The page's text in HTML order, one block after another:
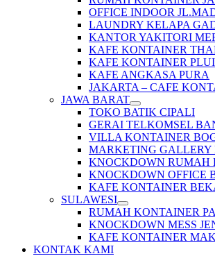
OFFICE INDOOR
LAUNDRY KELAPA
KANTOR YAKITORI
KAFE KONTAINER
KAFE KONTAINER
KAFE ANGKASA PURA
JAKARTA – CAFE
JAWA BARAT
TOKO BATIK CIPALI
GERAI TELKOMSEL
VILLA KONTAINER
MARKETING GALLERY
KNOCKDOWN RUMAH
KNOCKDOWN OFFICE
KAFE KONTAINER
SULAWESI
RUMAH KONTAINER
KNOCKDOWN MESS
KAFE KONTAINER
KONTAK KAMI